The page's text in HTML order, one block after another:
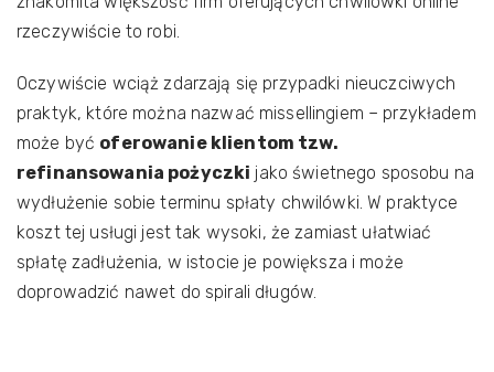
rzeczywiście to robi.
Oczywiście wciąż zdarzają się przypadki nieuczciwych
praktyk, które można nazwać missellingiem – przykładem
może być oferowanie klientom tzw.
refinansowania pożyczki jako świetnego sposobu na
wydłużenie sobie terminu spłaty chwilówki. W praktyce
koszt tej usługi jest tak wysoki, że zamiast ułatwiać
spłatę zadłużenia, w istocie je powiększa i może
doprowadzić nawet do spirali długów.